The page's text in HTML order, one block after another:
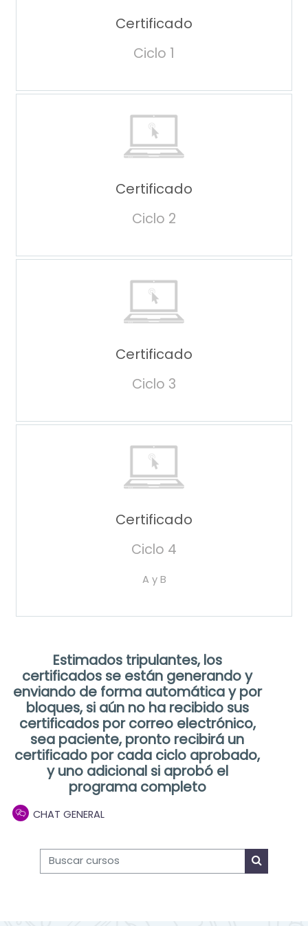
Certificado
Ciclo 1
Certificado
Ciclo 2
Certificado
Ciclo 3
Certificado
Ciclo 4
A y B
Estimados tripulantes, los
certificados se están generando y
enviando de forma automática y por
bloques, si aún no ha recibido sus
certificados por correo electrónico,
sea paciente, pronto recibirá un
certificado por cada ciclo aprobado,
y uno adicional si aprobó el
programa completo
CHAT GENERAL
Buscar cursos
Buscar